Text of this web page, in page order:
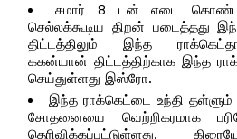
சுமார் 8 டன் எடை
செல்லக்கூடிய திறன் படைத்தது
திட்டத்திலும் இந்த
ககன்யான் திட்டத்திற்காக இந்த
செய்துள்ளது இஸ்ரோ.
இந்த ராக்கெட்டை உந்தி
சோதனையை வெற்றிகரமாக
தெரிவிக்கப்பட்டுள்ளது.